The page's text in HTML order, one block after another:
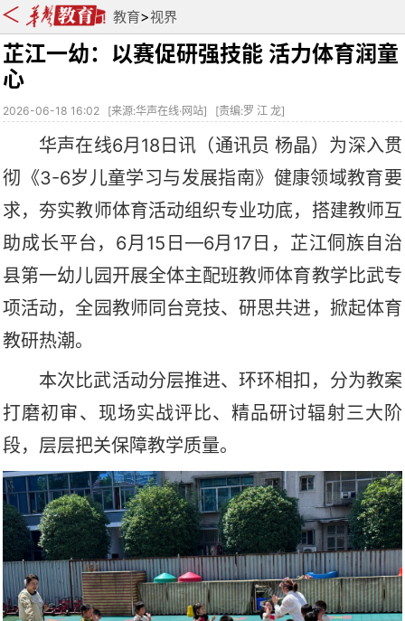
教育>视界
芷江一幼：以赛促研强技能 活力体育润童
心
2026-06-18 16:02 [来源:华声在线·网站] [责编:罗 江 龙]
华声在线6月18日讯（通讯员 杨晶） 为深入贯
彻《3-6岁儿童学习与发展指南》健康领域教育要
求，夯实教师体育活动组织专业功底，搭建教师互
助成长平台，6月15日—6月17日 ， 芷江侗族自治
县第一幼儿园开展全体主配班教师体育教学比武专
项活动，全园教师同台竞技、研思共进，掀起体育
教研热潮。
本次比武活动分层推进、环环相扣，分为教案
打磨初审、现场实战评比、精品研讨辐射三大阶
段，层层把关保障教学质量。